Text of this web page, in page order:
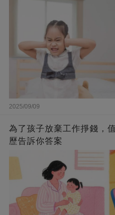
2025/09/09
為了孩子放棄工作掙錢，
歷告訴你答案